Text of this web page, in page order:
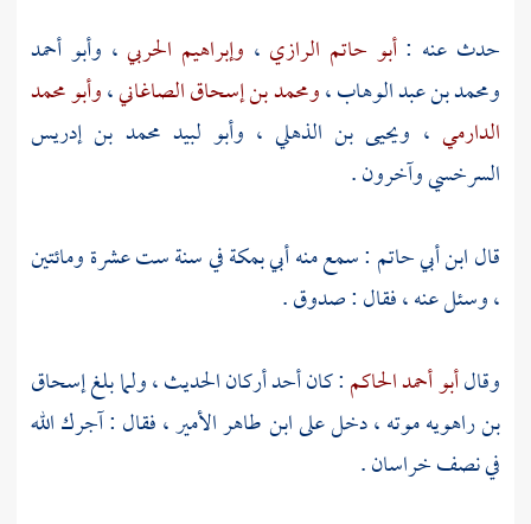
حدث عنه :أبو حاتم الرازي ، وإبراهيم الحربي ، وأبو أحمد
ومحمد بن عبد الوهاب،ومحمد بن إسحاق الصاغاني،وأبو محمد
الدارمي ، ويحيى بن الذهلي ، وأبو لبيد محمد بن إدريس
السرخسيوآخرون .
قالابن أبي حاتم : سمع منه أبيبمكةفي سنة ست عشرة ومائتين
، وسئل عنه ، فقال : صدوق .
وقالأبو أحمد الحاكم: كان أحد أركان الحديث ، ولما بلغإسحاق
بن راهويهموته ، دخل علىابن طاهر الأمير، فقال : آجرك الله
في نصفخراسان.